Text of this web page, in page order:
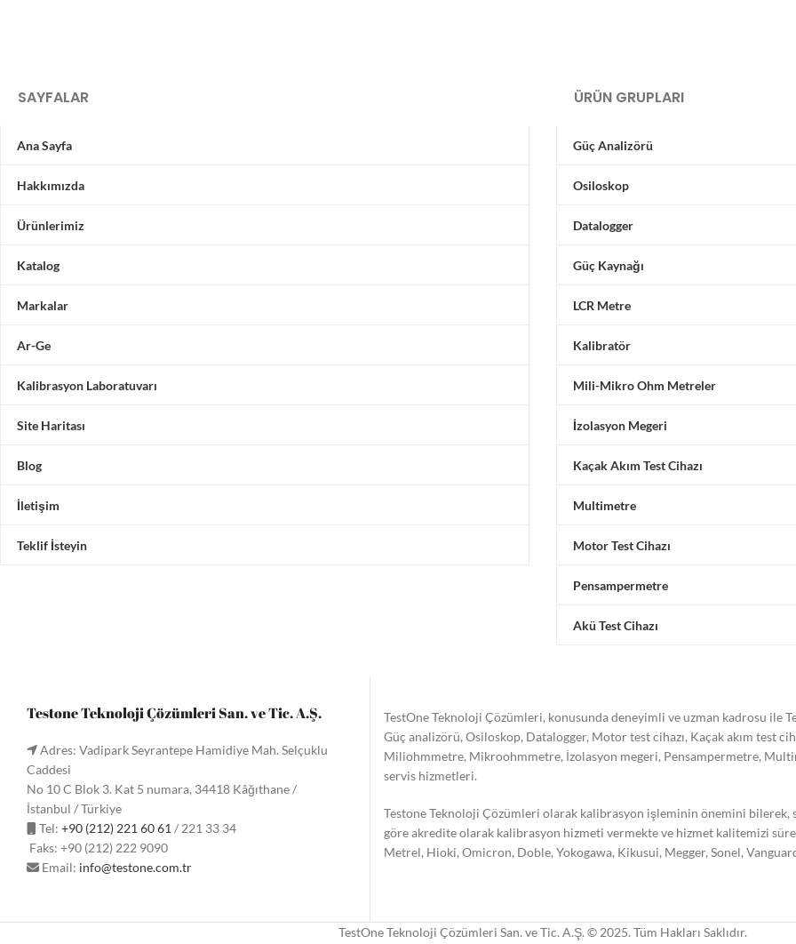
SAYFALAR
Ana Sayfa
Hakkımızda
Ürünlerimiz
Katalog
Markalar
Ar-Ge
Kalibrasyon Laboratuvarı
Site Haritası
Blog
İletişim
Teklif İsteyin
ÜRÜN GRUPLARI
Güç Analizörü
Osiloskop
Datalogger
Güç Kaynağı
LCR Metre
Kalibratör
Mili-Mikro Ohm Metreler
İzolasyon Megeri
Kaçak Akım Test Cihazı
Multimetre
Motor Test Cihazı
Pensampermetre
Akü Test Cihazı
Testone Teknoloji Çözümleri San. ve Tic. A.Ş.
Adres: Vadipark Seyrantepe Hamidiye Mah. Selçuklu
Caddesi
No 10 C Blok 3. Kat 5 numara, 34418 Kâğıthane /
İstanbul / Türkiye
Tel: +90 (212) 221 60 61 / 221 33 34
Faks: +90 (212) 222 9090
Email: info@testone.com.tr
TestOne Teknoloji Çözümleri, konusunda deneyimli ve uzman kadrosu ile
Güç analizörü, Osiloskop, Datalogger, Motor test cihazı, Kaçak akım test
Miliohmmetre, Mikroohmmetre, İzolasyon megeri, Pensampermetre,
servis hizmetleri.
Testone Teknoloji Çözümleri olarak kalibrasyon işleminin önemini bilerek,
göre akredite olarak kalibrasyon hizmeti vermekte ve hizmet kalitemizi
Metrel, Hioki, Omicron, Doble, Yokogawa, Kikusui, Megger, Sonel,
TestOne Teknoloji Çözümleri San. ve Tic. A.Ş. © 2025. Tüm Hakları Saklıdır.